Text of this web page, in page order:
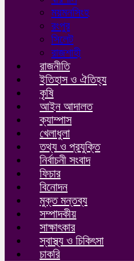
ময়মনসিংহ
রংপুর
সিলেট
রাজশাহী
রাজনীতি
ইতিহাস ও ঐতিহ্য
কৃষি
আইন আদালত
ক্যাম্পাস
খেলাধুলা
তথ্য ও প্রযুক্তি
নির্বাচনী সংবাদ
ফিচার
বিনোদন
মুক্ত মন্তব্য
সম্পাদকীয়
সাক্ষাৎকার
স্বাস্থ্য ও চিকিৎসা
চাকরি